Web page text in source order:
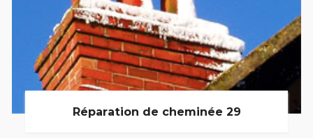
Réparation de cheminée 29